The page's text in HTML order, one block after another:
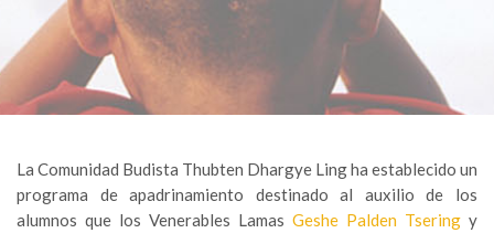
La Comunidad Budista Thubten Dhargye Ling ha establecido un
programa de apadrinamiento destinado al auxilio de los
alumnos que los Venerables Lamas Geshe Palden Tsering y